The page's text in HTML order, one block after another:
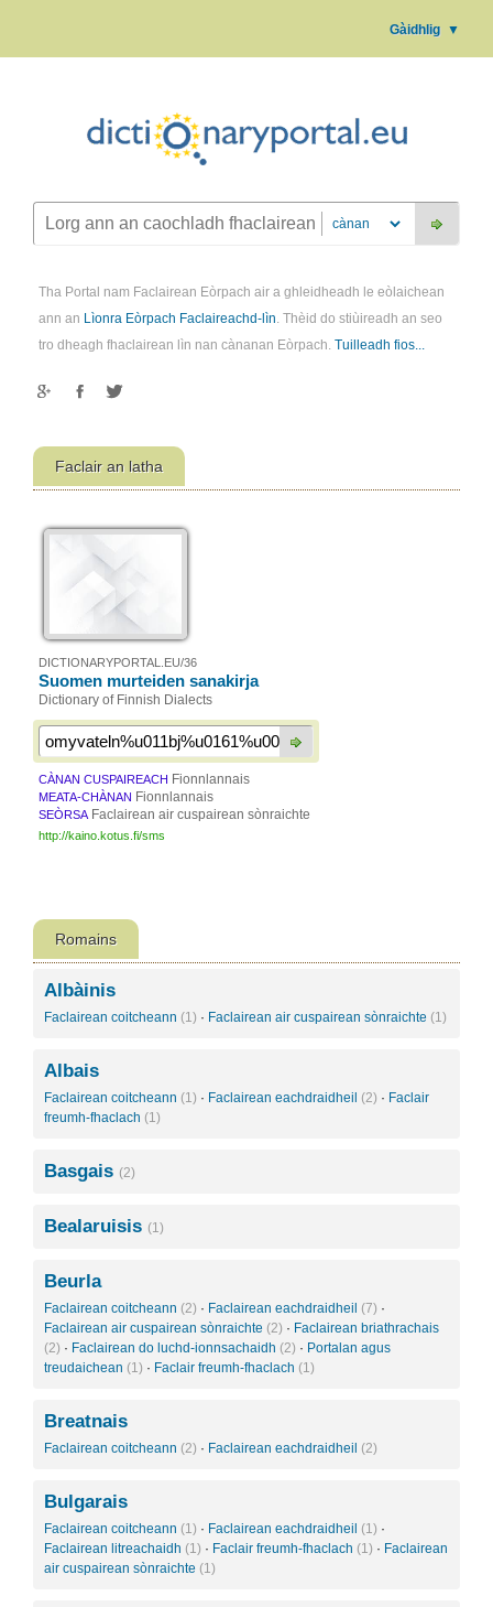
Gàidhlig ▼
Tha Portal nam Faclairean Eòrpach air a ghleidheadh le eòlaichean
ann an Lìonra Eòrpach Faclaireachd-lìn. Thèid do stiùireadh an seo
tro dheagh fhaclairean lìn nan cànanan Eòrpach. Tuilleadh fios...
Faclair an latha
DICTIONARYPORTAL.EU/36
Suomen murteiden sanakirja
Dictionary of Finnish Dialects
CÀNAN CUSPAIREACH Fionnlannais
MEATA-CHÀNAN Fionnlannais
SEÒRSA Faclairean air cuspairean sònraichte
http://kaino.kotus.fi/sms
Romains
Albàinis
Faclairean coitcheann (1) · Faclairean air cuspairean sònraichte (1)
Albais
Faclairean coitcheann (1) · Faclairean eachdraidheil (2) · Faclair
freumh-fhaclach (1)
Basgais (2)
Bealaruisis (1)
Beurla
Faclairean coitcheann (2) · Faclairean eachdraidheil (7) ·
Faclairean air cuspairean sònraichte (2) · Faclairean briathrachais
(2) · Faclairean do luchd-ionnsachaidh (2) · Portalan agus
treudaichean (1) · Faclair freumh-fhaclach (1)
Breatnais
Faclairean coitcheann (2) · Faclairean eachdraidheil (2)
Bulgarais
Faclairean coitcheann (1) · Faclairean eachdraidheil (1) ·
Faclairean litreachaidh (1) · Faclair freumh-fhaclach (1) · Faclairean
air cuspairean sònraichte (1)